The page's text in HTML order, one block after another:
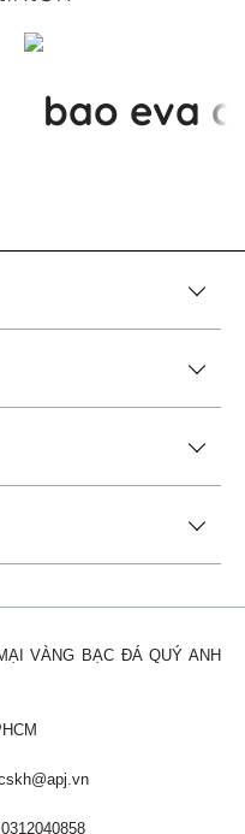
VÀNG BẠC ĐÁ QUÝ ANH